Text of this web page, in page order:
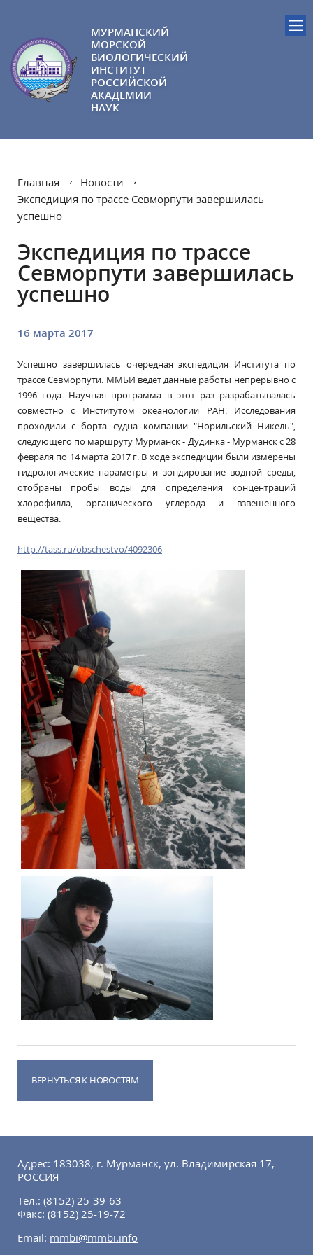
МУРМАНСКИЙ
МОРСКОЙ
БИОЛОГИЧЕСКИЙ
ИНСТИТУТ
РОССИЙСКОЙ
АКАДЕМИИ
НАУК
Главная
Новости
Экспедиция по трассе Севморпути завершилась
успешно
Экспедиция по трассе
Севморпути завершилась
успешно
16 марта 2017
Успешно завершилась очередная экспедиция Института по
трассе Севморпути. ММБИ ведет данные работы непрерывно с
1996 года. Научная программа в этот раз разрабатывалась
совместно с Институтом океанологии РАН. Исследования
проходили с борта судна компании "Норильский Никель",
следующего по маршруту Мурманск - Дудинка - Мурманск с 28
февраля по 14 марта 2017 г. В ходе экспедиции были измерены
гидрологические параметры и зондирование водной среды,
отобраны пробы воды для определения концентраций
хлорофилла, органического углерода и взвешенного
вещества.
http://tass.ru/obschestvo/4092306
ВЕРНУТЬСЯ К НОВОСТЯМ
Адрес: 183038, г. Мурманск, ул. Владимирская 17,
РОССИЯ
Тел.: (8152) 25-39-63
Факс: (8152) 25-19-72
Email: mmbi@mmbi.info